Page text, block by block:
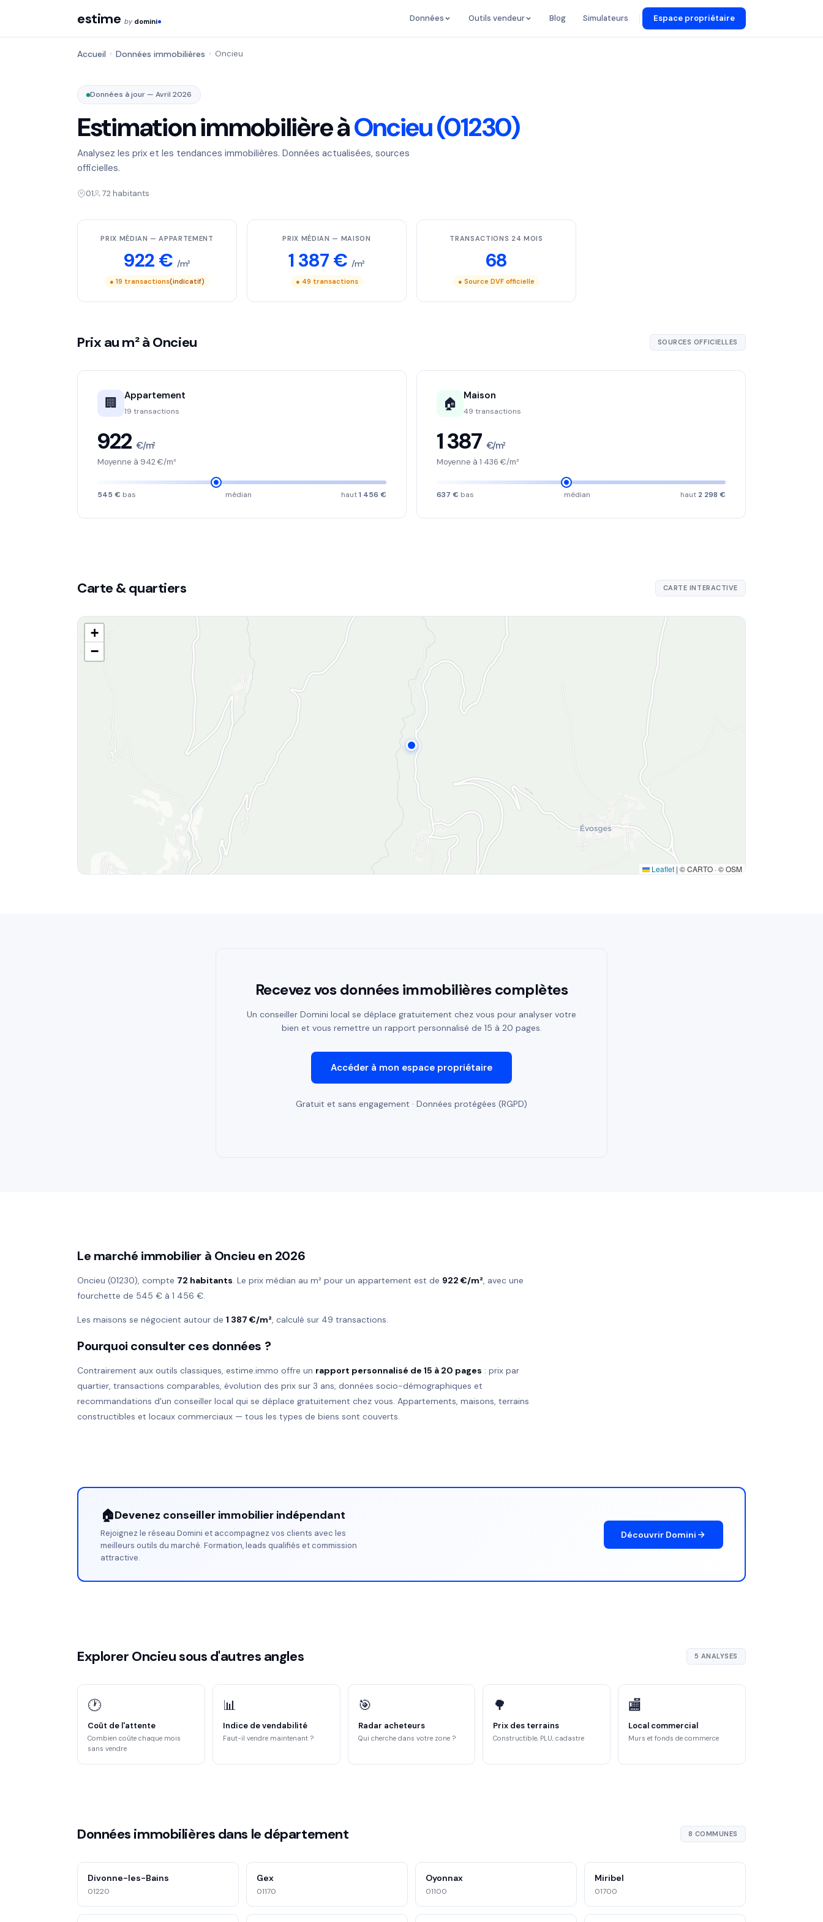
estime by domini Données Outils vendeur Blog Simulateurs Espace propriétaire
Accueil › Données immobilières › Oncieu
Données à jour — Avril 2026
Estimation immobilière àOncieu (01230)
Analysez les prix et les tendances immobilières. Données actualisées, sources
officielles.
01 72 habitants
PRIX MÉDIAN — APPARTEMENT
922 € /m²
● 19 transactions(indicatif)
PRIX MÉDIAN — MAISON
1 387 € /m²
● 49 transactions
TRANSACTIONS 24 MOIS
68
● Source DVF officielle
Prix au m² à Oncieu SOURCES OFFICIELLES
🏢 Appartement
19 transactions
922 €/m²
Moyenne à 942 €/m²
545 € bas médian haut1 456 €
🏠 Maison
49 transactions
1 387 €/m²
Moyenne à 1 436 €/m²
637 € bas médian haut 2 298 €
Carte & quartiers CARTE INTERACTIVE
+
−
Leaflet | © CARTO · © OSM
Recevez vos données immobilières complètes
Un conseiller Domini local se déplace gratuitement chez vous pour analyser votre
bien et vous remettre un rapport personnalisé de 15 à 20 pages.
Accéder à mon espace propriétaire
Gratuit et sans engagement · Données protégées (RGPD)
Le marché immobilier à Oncieu en 2026
Oncieu (01230), compte 72 habitants. Le prix médian au m² pour un appartement est de 922 €/m², avec une
fourchette de 545 € à 1 456 €.
Les maisons se négocient autour de 1 387 €/m², calculé sur 49 transactions.
Pourquoi consulter ces données ?
Contrairement aux outils classiques, estime.immo offre un rapport personnalisé de 15 à 20 pages : prix par
quartier, transactions comparables, évolution des prix sur 3 ans, données socio-démographiques et
recommandations d'un conseiller local qui se déplace gratuitement chez vous. Appartements, maisons, terrains
constructibles et locaux commerciaux — tous les types de biens sont couverts.
🏠Devenez conseiller immobilier indépendant
Rejoignez le réseau Domini et accompagnez vos clients avec les
meilleurs outils du marché. Formation, leads qualifiés et commission
attractive.
Découvrir Domini
Explorer Oncieu sous d'autres angles 5 ANALYSES
🕐
Coût de l'attente
Combien coûte chaque mois
sans vendre
📊
Indice de vendabilité
Faut-il vendre maintenant ?
🎯
Radar acheteurs
Qui cherche dans votre zone ?
🌳
Prix des terrains
Constructible, PLU, cadastre
🏬
Local commercial
Murs et fonds de commerce
Données immobilières dans le département 8 COMMUNES
Divonne-les-Bains
01220
Gex
01170
Oyonnax
01100
Miribel
01700